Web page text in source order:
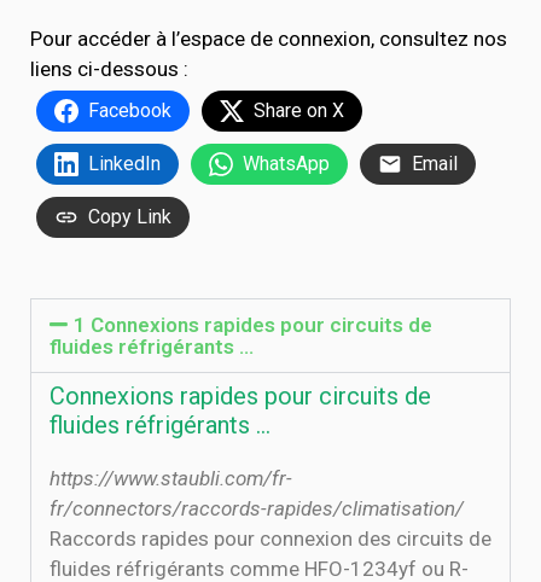
Pour accéder à l’espace de connexion, consultez nos
liens ci-dessous :
Facebook Share on X
LinkedIn WhatsApp Email
Copy Link
1 Connexions rapides pour circuits de
fluides réfrigérants ...
Connexions rapides pour circuits de
fluides réfrigérants ...
https://www.staubli.com/fr-
fr/connectors/raccords-rapides/climatisation/
Raccords rapides pour connexion des circuits de
fluides réfrigérants comme HFO-1234yf ou R-